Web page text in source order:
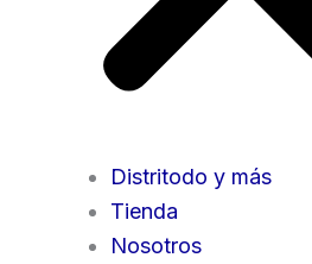
Distritodo y más
Tienda
Nosotros